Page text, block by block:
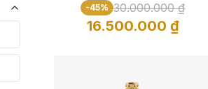
2
1
-45% 30.000.000 ₫
16.500.000 ₫